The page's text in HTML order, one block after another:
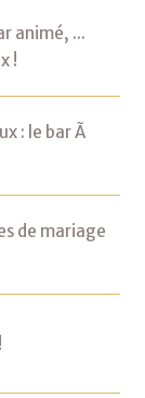
animé, ...
!
: le bar Ã
de mariage